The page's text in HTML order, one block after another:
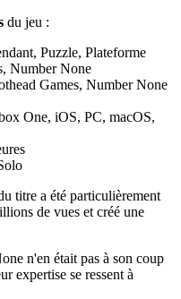
du jeu :
Puzzle, Plateforme
Number None
Games, Number None
One, iOS, PC, macOS,
titre a été particulièrement
de vues et créé une
n'en était pas à son coup
expertise se ressent à